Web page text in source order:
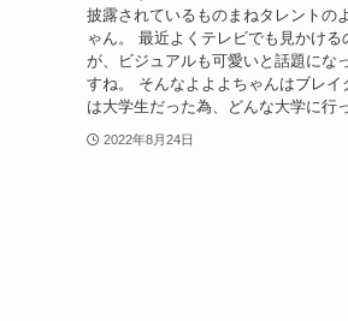
披露されているものまねタレントの
ゃん。 最近よくテレビでも見かける
が、ビジュアルも可愛いと話題にな
すね。 そんなよよよちゃんはブレイ
は大学生だった為、どんな大学に行
2022年8月24日